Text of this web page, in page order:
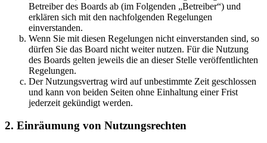
Betreiber des Boards ab (im Folgenden „Betreiber“) und
erklären sich mit den nachfolgenden Regelungen
einverstanden.
Wenn Sie mit diesen Regelungen nicht einverstanden sind, so
dürfen Sie das Board nicht weiter nutzen. Für die Nutzung
des Boards gelten jeweils die an dieser Stelle veröffentlichten
Regelungen.
Der Nutzungsvertrag wird auf unbestimmte Zeit geschlossen
und kann von beiden Seiten ohne Einhaltung einer Frist
jederzeit gekündigt werden.
2. Einräumung von Nutzungsrechten